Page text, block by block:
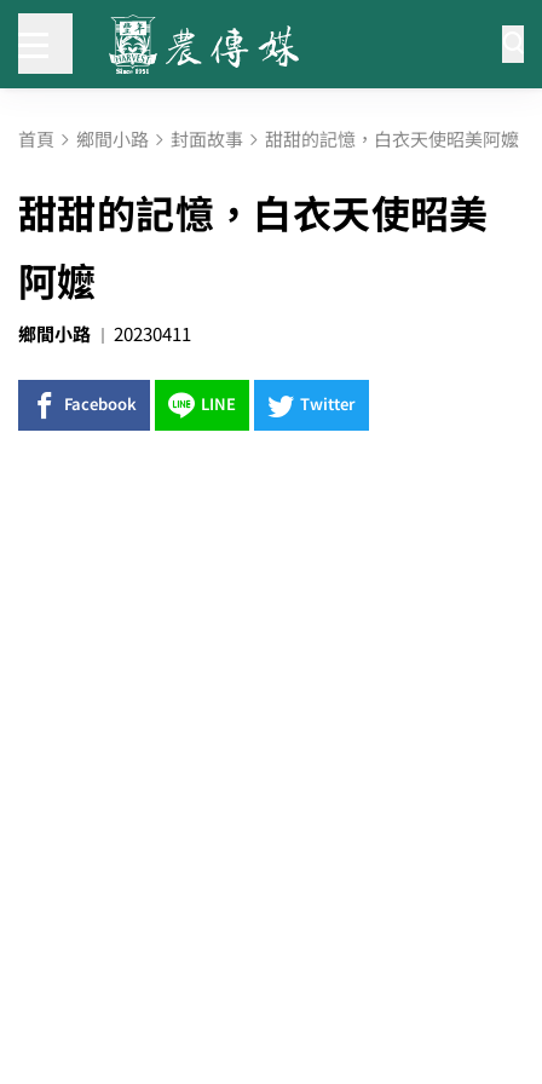
首頁 鄉間小路 封面故事 甜甜的記憶，白衣天使昭美阿嬤
甜甜的記憶，白衣天使昭美
阿嬤
鄉間小路 20230411
Facebook LINE Twitter